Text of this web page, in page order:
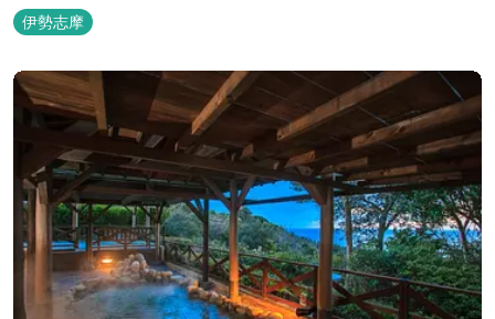
室内面積66㎡～115㎡、プライベートドッグラン面積140㎡～330㎡
を設置した広い作りで、 和モダンをコンセプトとした洗練されたデ
ザインのお部屋となります。 お部屋から望むプライベートドッグ
ラ...
伊勢志摩